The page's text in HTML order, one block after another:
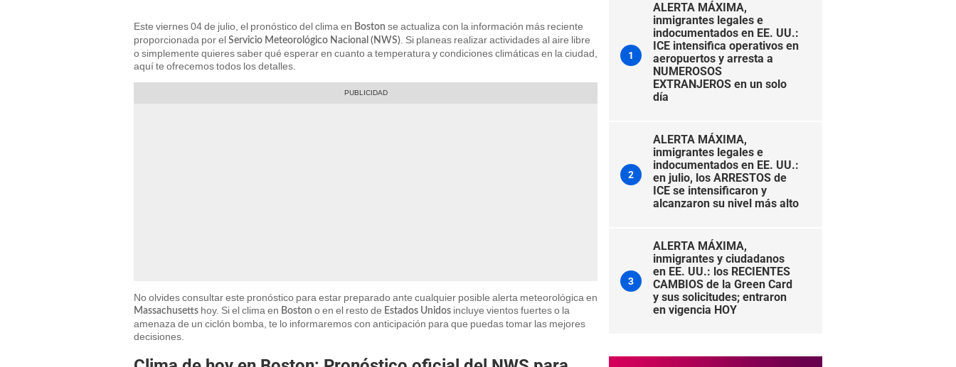
Este viernes 04 de julio, el pronóstico del clima en Boston se actualiza con la información más reciente
proporcionada por el Servicio Meteorológico Nacional (NWS) . Si planeas realizar actividades al aire libre
o simplemente quieres saber qué esperar en cuanto a temperatura y condiciones climáticas en la ciudad,
aquí te ofrecemos todos los detalles.
No olvides consultar este pronóstico para estar preparado ante cualquier posible alerta meteorológica en
Massachusetts hoy. Si el clima en Boston o en el resto de Estados Unidos incluye vientos fuertes o la
amenaza de un ciclón bomba, te lo informaremos con anticipación para que puedas tomar las mejores
decisiones.
1
ALERTA MÁXIMA,
inmigrantes legales e
indocumentados en EE. UU.:
ICE intensifica operativos en
aeropuertos y arresta a
NUMEROSOS
EXTRANJEROS en un solo
día
2
ALERTA MÁXIMA,
inmigrantes legales e
indocumentados en EE. UU.:
en julio, los ARRESTOS de
ICE se intensificaron y
alcanzaron su nivel más alto
3
ALERTA MÁXIMA,
inmigrantes y ciudadanos
en EE. UU.: los RECIENTES
CAMBIOS de la Green Card
y sus solicitudes; entraron
en vigencia HOY